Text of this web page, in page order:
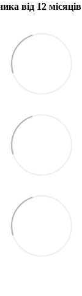
від 12 місяців